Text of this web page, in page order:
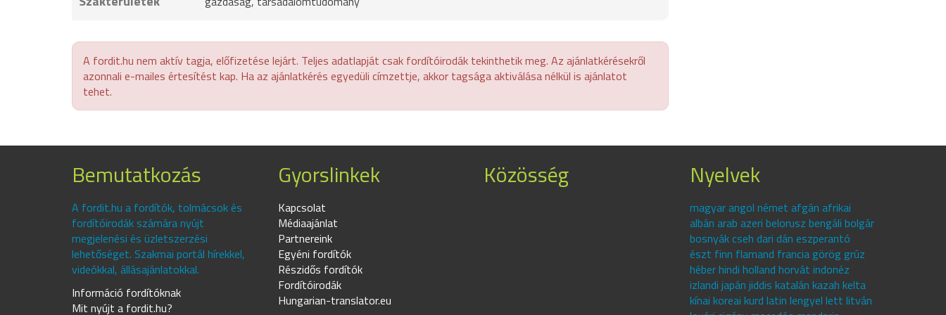
A fordit.hu nem aktív tagja, előfizetése lejárt. Teljes adatlapját csak fordítóirodák tekinthetik meg. Az ajánlatkérésekről
azonnali e-mailes értesítést kap. Ha az ajánlatkérés egyedüli címzettje, akkor tagsága aktiválása nélkül is ajánlatot
tehet.
Bemutatkozás
A fordit.hu a fordítók, tolmácsok és
fordítóirodák számára nyújt
megjelenési és üzletszerzési
lehetőséget. Szakmai portál hírekkel,
videókkal, állásajánlatokkal.
Információ fordítóknak
Mit nyújt a fordit.hu?
Gyorslinkek
Kapcsolat
Médiaajánlat
Partnereink
Egyéni fordítók
Részidős fordítók
Fordítóirodák
Hungarian-translator.eu
Közösség Nyelvek
magyar angol német afgán afrikai
albán arab azeri belorusz bengáli bolgár
bosnyák cseh dari dán eszperantó
észt finn flamand francia görög grúz
héber hindi holland horvát indonéz
izlandi japán jiddis katalán kazah kelta
kínai koreai kurd latin lengyel lett litván